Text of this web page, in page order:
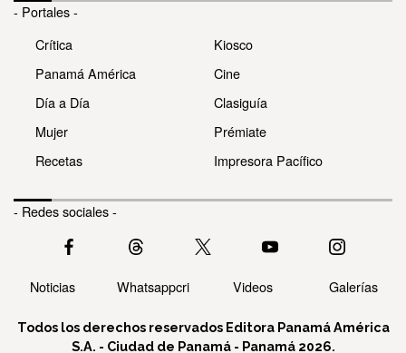
- Portales -
Crítica
Panamá América
Día a Día
Mujer
Recetas
Kiosco
Cine
Clasiguía
Prémiate
Impresora Pacífico
- Redes sociales -
Noticias Whatsappcri Videos Galerías
Todos los derechos reservados Editora Panamá América
S.A. - Ciudad de Panamá - Panamá 2026.